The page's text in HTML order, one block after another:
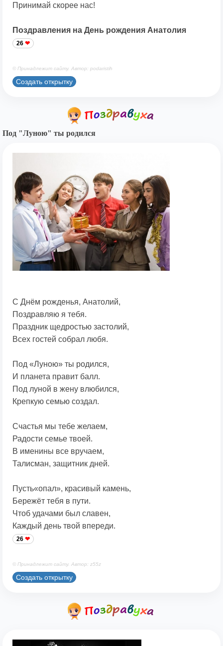
Принимай скорее нас!
Поздравления на День рождения Анатолия
26
© Принадлежит сайту. Автор: podaristih
Создать открытку
Под "Луною" ты родился
С Днём рожденья, Анатолий,
Поздравляю я тебя.
Праздник щедростью застолий,
Всех гостей собрал любя.
Под «Луною» ты родился,
И планета правит балл.
Под луной в жену влюбился,
Крепкую семью создал.
Счастья мы тебе желаем,
Радости семье твоей.
В именины все вручаем,
Талисман, защитник дней.
Пусть«опал», красивый камень,
Бережёт тебя в пути.
Чтоб удачами был славен,
Каждый день твой впереди.
26
© Принадлежит сайту. Автор: z55z
Создать открытку